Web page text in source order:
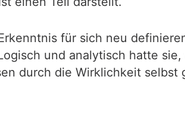
für sich neu
und analytisch hatte
durch die Wirklichkeit selbst